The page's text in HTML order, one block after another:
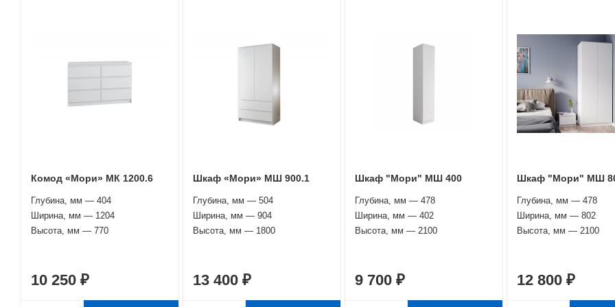
Комод «Мори» МК 1200.6
Глубина, мм — 404
Ширина, мм — 1204
Высота, мм — 770
10 250 ₽
Шкаф «Мори» МШ 900.1
Глубина, мм — 504
Ширина, мм — 904
Высота, мм — 1800
13 400 ₽
Шкаф "Мори" МШ 400
Глубина, мм — 478
Ширина, мм — 402
Высота, мм — 2100
9 700 ₽
Шкаф "Мори" МШ
Глубина, мм — 478
Ширина, мм — 802
Высота, мм — 2100
12 800 ₽